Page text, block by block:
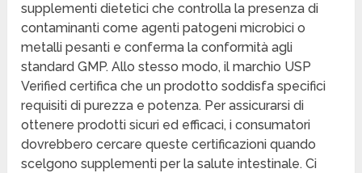
supplementi dietetici che controlla la presenza di
contaminanti come agenti patogeni microbici o
metalli pesanti e conferma la conformità agli
standard GMP. Allo stesso modo, il marchio USP
Verified certifica che un prodotto soddisfa specifici
requisiti di purezza e potenza. Per assicurarsi di
ottenere prodotti sicuri ed efficaci, i consumatori
dovrebbero cercare queste certificazioni quando
scelgono supplementi per la salute intestinale. Ci